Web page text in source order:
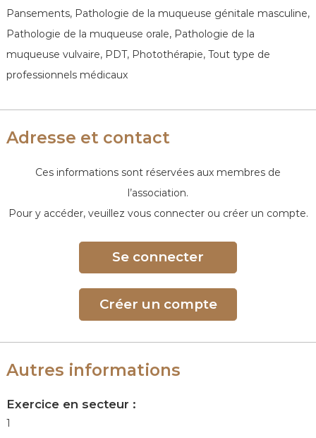
Pansements, Pathologie de la muqueuse génitale masculine,
Pathologie de la muqueuse orale, Pathologie de la
muqueuse vulvaire, PDT, Photothérapie, Tout type de
professionnels médicaux
Adresse et contact
Ces informations sont réservées aux membres de
l’association.
Pour y accéder, veuillez vous connecter ou créer un compte.
Se connecter
Créer un compte
Autres informations
Exercice en secteur :
1